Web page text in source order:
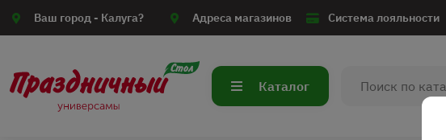
Ваш город - Калуга? Адреса магазинов Система лояльности
Каталог